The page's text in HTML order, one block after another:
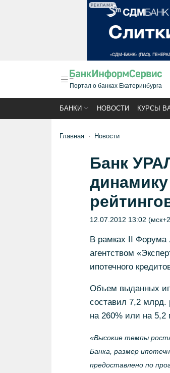
РЕКЛАМА
Портал о банках Екатеринбурга
БАНКИ НОВОСТИ КУРСЫ
Главная Новости
Банк
12.07.2012 13:02
В рамках II Форума
агентством
ипотечного
Объем выданных
составил 7,2 млрд.
на 260% или на 5,2
«Высокие темпы
Банка, размер
предоставлено по